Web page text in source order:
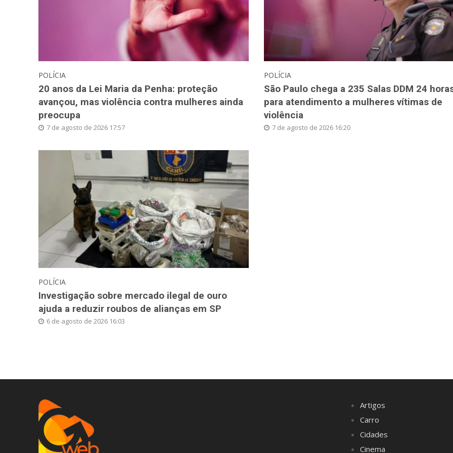
POLÍCIA
20 anos da Lei Maria da Penha: proteção
avançou, mas violência contra mulheres ainda
preocupa
7 de agosto de 2026 17:57
POLÍCIA
São Paulo chega a 235 Salas DDM 24
para atendimento a mulheres vítimas de
violência
7 de agosto de 2026 16:20
POLÍCIA
Investigação sobre mercado ilegal de ouro
ajuda a reduzir roubos de alianças em SP
6 de agosto de 2026 16:03
Artigos
Carro
Cidades
Cinema